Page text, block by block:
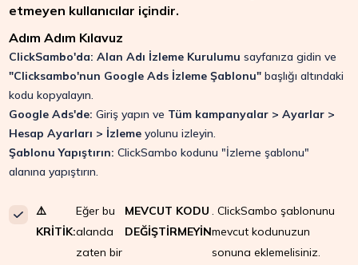
etmeyen kullanıcılar içindir.
Adım Adım Kılavuz
ClickSambo'da: Alan Adı İzleme Kurulumu sayfanıza gidin ve
"Clicksambo'nun Google Ads İzleme Şablonu" başlığı altındaki
kodu kopyalayın.
Google Ads'de: Giriş yapın ve Tüm kampanyalar > Ayarlar >
Hesap Ayarları > İzleme yolunu izleyin.
Şablonu Yapıştırın: ClickSambo kodunu "İzleme şablonu"
alanına yapıştırın.
⚠️
KRİTİK:
Eğer bu
alanda
zaten bir
MEVCUT KODU
DEĞİŞTİRMEYİN
. ClickSambo şablonunu
mevcut kodunuzun
sonuna eklemelisiniz.